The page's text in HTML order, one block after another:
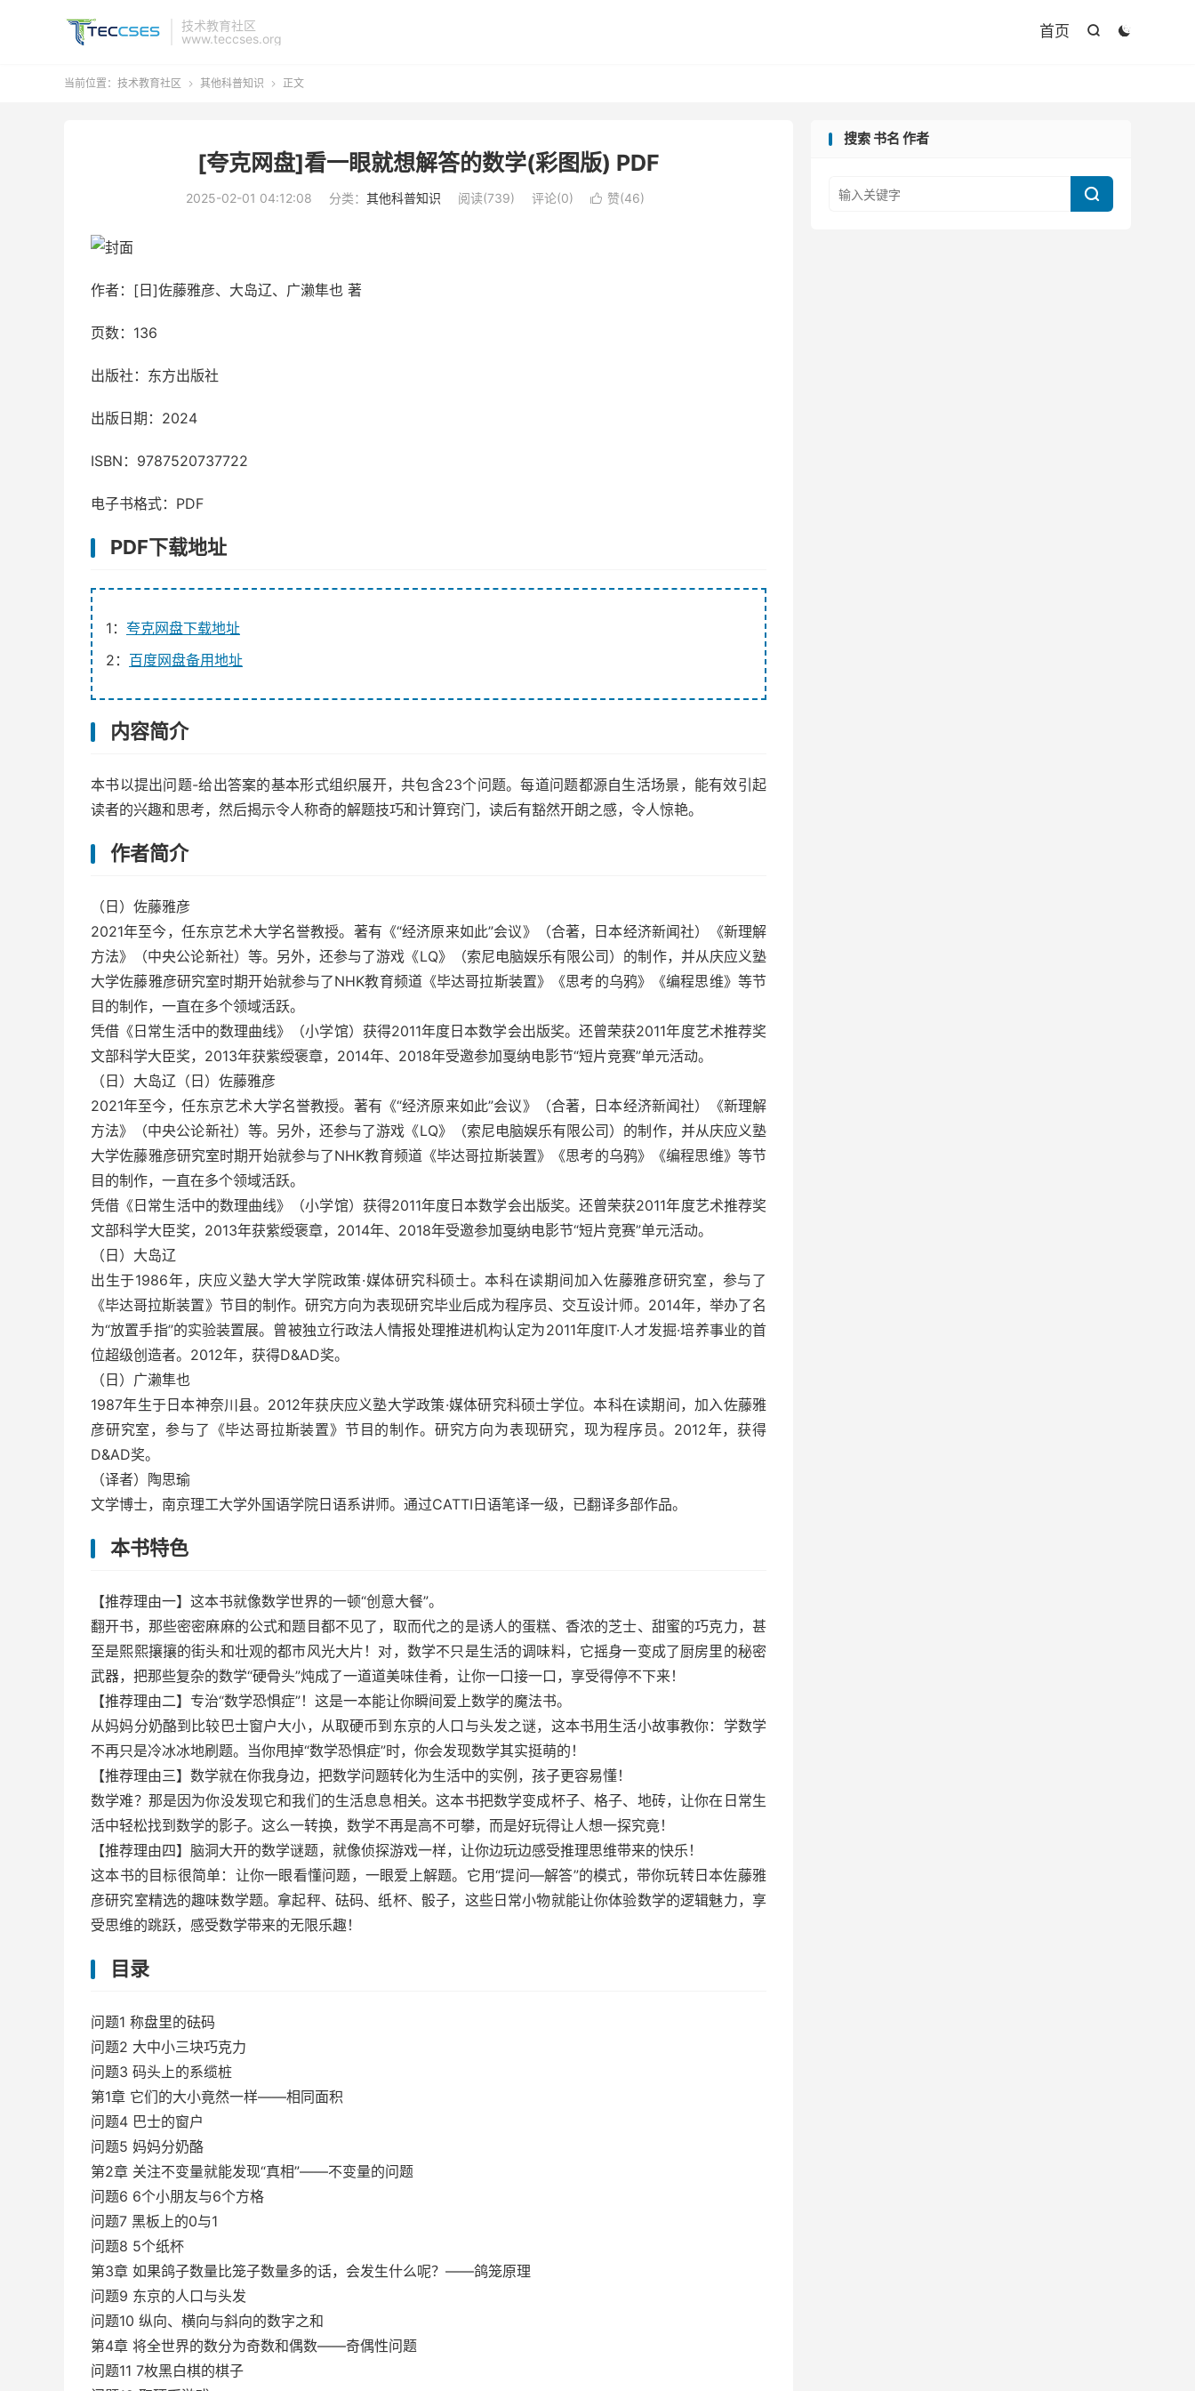
技术教育社区
www.teccses.org


首页
当前位置： 技术教育社区  其他科普知识  正文
[夸克网盘]看一眼就想解答的数学(彩图版) PDF
2025-02-01 04:12:08 分类： 其他科普知识 阅读(739) 评论(0)  赞(46)
作者：[日]佐藤雅彦、大岛辽、广濑隼也 著
页数：136
出版社：东方出版社
出版日期：2024
ISBN：9787520737722
电子书格式：PDF
PDF下载地址
1： 夸克网盘下载地址
2： 百度网盘备用地址
内容简介
本书以提出问题-给出答案的基本形式组织展开，共包含23个问题。每道问题都源自生活场景，能有效引起
读者的兴趣和思考，然后揭示令人称奇的解题技巧和计算窍门，读后有豁然开朗之感，令人惊艳。
作者简介
（日）佐藤雅彦
2021年至今，任东京艺术大学名誉教授。著有《“经济原来如此”会议》（合著，日本经济新闻社）《新理解
方法》（中央公论新社）等。另外，还参与了游戏《LQ》（索尼电脑娱乐有限公司）的制作，并从庆应义塾
大学佐藤雅彦研究室时期开始就参与了NHK教育频道《毕达哥拉斯装置》《思考的乌鸦》《编程思维》等节
目的制作，一直在多个领域活跃。
凭借《日常生活中的数理曲线》（小学馆）获得2011年度日本数学会出版奖。还曾荣获2011年度艺术推荐奖
文部科学大臣奖，2013年获紫绶褒章，2014年、2018年受邀参加戛纳电影节“短片竞赛”单元活动。
（日）大岛辽（日）佐藤雅彦
2021年至今，任东京艺术大学名誉教授。著有《“经济原来如此”会议》（合著，日本经济新闻社）《新理解
方法》（中央公论新社）等。另外，还参与了游戏《LQ》（索尼电脑娱乐有限公司）的制作，并从庆应义塾
大学佐藤雅彦研究室时期开始就参与了NHK教育频道《毕达哥拉斯装置》《思考的乌鸦》《编程思维》等节
目的制作，一直在多个领域活跃。
凭借《日常生活中的数理曲线》（小学馆）获得2011年度日本数学会出版奖。还曾荣获2011年度艺术推荐奖
文部科学大臣奖，2013年获紫绶褒章，2014年、2018年受邀参加戛纳电影节“短片竞赛”单元活动。
（日）大岛辽
出生于1986年，庆应义塾大学大学院政策·媒体研究科硕士。本科在读期间加入佐藤雅彦研究室，参与了
《毕达哥拉斯装置》节目的制作。研究方向为表现研究毕业后成为程序员、交互设计师。2014年，举办了名
为“放置手指”的实验装置展。曾被独立行政法人情报处理推进机构认定为2011年度IT·人才发掘·培养事业的首
位超级创造者。2012年，获得D&AD奖。
（日）广濑隼也
1987年生于日本神奈川县。2012年获庆应义塾大学政策·媒体研究科硕士学位。本科在读期间，加入佐藤雅
彦研究室，参与了《毕达哥拉斯装置》节目的制作。研究方向为表现研究，现为程序员。2012年，获得
D&AD奖。
（译者）陶思瑜
文学博士，南京理工大学外国语学院日语系讲师。通过CATTI日语笔译一级，已翻译多部作品。
本书特色
【推荐理由一】这本书就像数学世界的一顿“创意大餐”。
翻开书，那些密密麻麻的公式和题目都不见了，取而代之的是诱人的蛋糕、香浓的芝士、甜蜜的巧克力，甚
至是熙熙攘攘的街头和壮观的都市风光大片！对，数学不只是生活的调味料，它摇身一变成了厨房里的秘密
武器，把那些复杂的数学“硬骨头”炖成了一道道美味佳肴，让你一口接一口，享受得停不下来！
【推荐理由二】专治“数学恐惧症”！这是一本能让你瞬间爱上数学的魔法书。
从妈妈分奶酪到比较巴士窗户大小，从取硬币到东京的人口与头发之谜，这本书用生活小故事教你：学数学
不再只是冷冰冰地刷题。当你甩掉“数学恐惧症”时，你会发现数学其实挺萌的！
【推荐理由三】数学就在你我身边，把数学问题转化为生活中的实例，孩子更容易懂！
数学难？那是因为你没发现它和我们的生活息息相关。这本书把数学变成杯子、格子、地砖，让你在日常生
活中轻松找到数学的影子。这么一转换，数学不再是高不可攀，而是好玩得让人想一探究竟！
【推荐理由四】脑洞大开的数学谜题，就像侦探游戏一样，让你边玩边感受推理思维带来的快乐！
这本书的目标很简单：让你一眼看懂问题，一眼爱上解题。它用“提问—解答”的模式，带你玩转日本佐藤雅
彦研究室精选的趣味数学题。拿起秤、砝码、纸杯、骰子，这些日常小物就能让你体验数学的逻辑魅力，享
受思维的跳跃，感受数学带来的无限乐趣！
目录
问题1 称盘里的砝码
问题2 大中小三块巧克力
问题3 码头上的系缆桩
第1章 它们的大小竟然一样——相同面积
问题4 巴士的窗户
问题5 妈妈分奶酪
第2章 关注不变量就能发现“真相”——不变量的问题
问题6 6个小朋友与6个方格
问题7 黑板上的0与1
问题8 5个纸杯
第3章 如果鸽子数量比笼子数量多的话，会发生什么呢？——鸽笼原理
问题9 东京的人口与头发
问题10 纵向、横向与斜向的数字之和
第4章 将全世界的数分为奇数和偶数——奇偶性问题
问题11 7枚黑白棋的棋子
搜索 书名 作者
